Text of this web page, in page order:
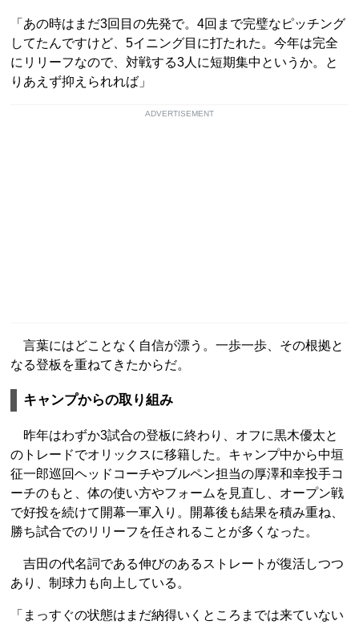
「あの時はまだ3回目の先発で。4回まで完璧なピッチング
してたんですけど、5イニング目に打たれた。今年は完全
にリリーフなので、対戦する3人に短期集中というか。と
りあえず抑えられれば」
ADVERTISEMENT
言葉にはどことなく自信が漂う。一歩一歩、その根拠と
なる登板を重ねてきたからだ。
キャンプからの取り組み
昨年はわずか3試合の登板に終わり、オフに黒木優太と
のトレードでオリックスに移籍した。キャンプ中から中垣
征一郎巡回ヘッドコーチやブルペン担当の厚澤和幸投手コ
ーチのもと、体の使い方やフォームを見直し、オープン戦
で好投を続けて開幕一軍入り。開幕後も結果を積み重ね、
勝ち試合でのリリーフを任されることが多くなった。
吉田の代名詞である伸びのあるストレートが復活しつつ
あり、制球力も向上している。
「まっすぐの状態はまだ納得いくところまでは来ていない